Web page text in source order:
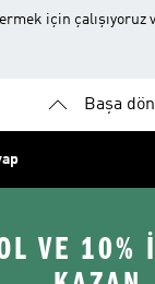
için
Başa dön
VE 10%